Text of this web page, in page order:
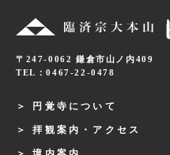
〒247-0062 鎌倉市山ノ内409
TEL：0467-22-0478
円覚寺について
拝観案内・アクセス